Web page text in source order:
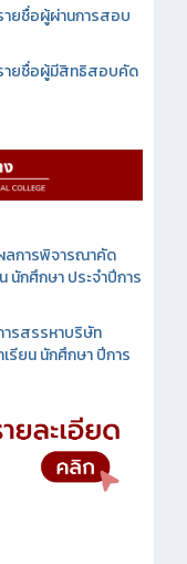
ายชื่อผู้ผ่านการสอบ
ายชื่อผู้มีสิทธิสอบคัด
ลการพิจารณาคัด
นักศึกษา ประจำปีการ
ารสรรหาบริษัท
รียน นักศึกษา ปีการ